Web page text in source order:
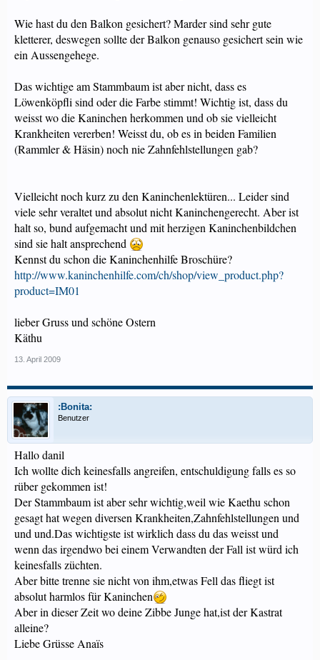
Wie hast du den Balkon gesichert? Marder sind sehr gute
kletterer, deswegen sollte der Balkon genauso gesichert sein wie
ein Aussengehege.
Das wichtige am Stammbaum ist aber nicht, dass es
Löwenköpfli sind oder die Farbe stimmt! Wichtig ist, dass du
weisst wo die Kaninchen herkommen und ob sie vielleicht
Krankheiten vererben! Weisst du, ob es in beiden Familien
(Rammler & Häsin) noch nie Zahnfehlstellungen gab?
Vielleicht noch kurz zu den Kaninchenlektüren... Leider sind
viele sehr veraltet und absolut nicht Kaninchengerecht. Aber ist
halt so, bund aufgemacht und mit herzigen Kaninchenbildchen
sind sie halt ansprechend
Kennst du schon die Kaninchenhilfe Broschüre?
http://www.kaninchenhilfe.com/ch/shop/view_product.php?
product=IM01
lieber Gruss und schöne Ostern
Käthu
13. April 2009
:Bonita:
Benutzer
Hallo danil
Ich wollte dich keinesfalls angreifen, entschuldigung falls es so
rüber gekommen ist!
Der Stammbaum ist aber sehr wichtig,weil wie Kaethu schon
gesagt hat wegen diversen Krankheiten,Zahnfehlstellungen und
und und.Das wichtigste ist wirklich dass du das weisst und
wenn das irgendwo bei einem Verwandten der Fall ist würd ich
keinesfalls züchten.
Aber bitte trenne sie nicht von ihm,etwas Fell das fliegt ist
absolut harmlos für Kaninchen
Aber in dieser Zeit wo deine Zibbe Junge hat,ist der Kastrat
alleine?
Liebe Grüsse Anaïs